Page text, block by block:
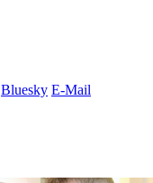
Bluesky E-Mail